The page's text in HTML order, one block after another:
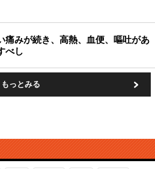
痛みが続き、高熱、血便、嘔吐があ
べし
もっとみる